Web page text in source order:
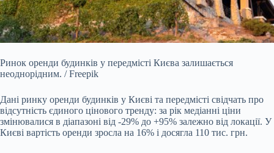
Ринок оренди будинків у передмісті Києва залишається
неоднорідним. / Freepik
Дані ринку оренди будинків у Києві та передмісті свідчать про
відсутність єдиного цінового тренду: за рік медіанні ціни
змінювалися в діапазоні від -29% до +95% залежно від локації. У
Києві вартість оренди зросла на 16% і досягла 110 тис. грн.